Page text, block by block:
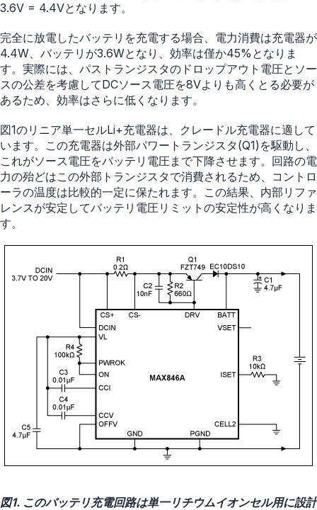
3.6V = 4.4Vとなります。
完全に放電したバッテリを充電する場合、電力消費は充電器が
4.4W、バッテリが3.6Wとなり、効率は僅か45%となりま
す。実際には、パストランジスタのドロップアウト電圧とソー
スの公差を考慮してDCソース電圧を8Vよりも高くとる必要が
あるため、効率はさらに低くなります。
図1のリニア単一セルLi+充電器は、クレードル充電器に適して
います。この充電器は外部パワートランジスタ(Q1)を駆動し、
これがソース電圧をバッテリ電圧まで下降させます。回路の電
力の殆どはこの外部トランジスタで消費されるため、コントロ
ーラの温度は比較的一定に保たれます。この結果、内部リファ
レンスが安定してバッテリ電圧リミットの安定性が高くなりま
す。
図1. このバッテリ充電回路は単一リチウムイオンセル用に設計